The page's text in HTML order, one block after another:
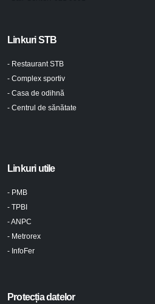
Linkuri STB
- Restaurant STB
- Complex sportiv
- Casa de odihnă
- Centrul de sănătate
Linkuri utile
- PMB
- TPBI
- ANPC
- Metrorex
- InfoFer
Protecția datelor